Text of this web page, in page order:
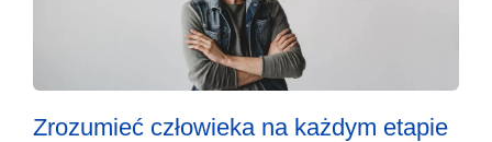
Zrozumieć człowieka na każdym etapie